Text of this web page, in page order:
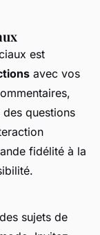
est
avec vos
questions
fidélité à la
sujets de